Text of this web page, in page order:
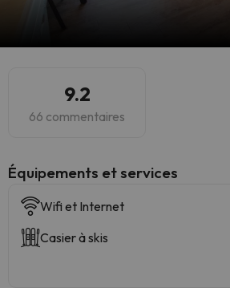
9.2
66 commentaires
​Équipements et services
Wifi et Internet
Casier à skis